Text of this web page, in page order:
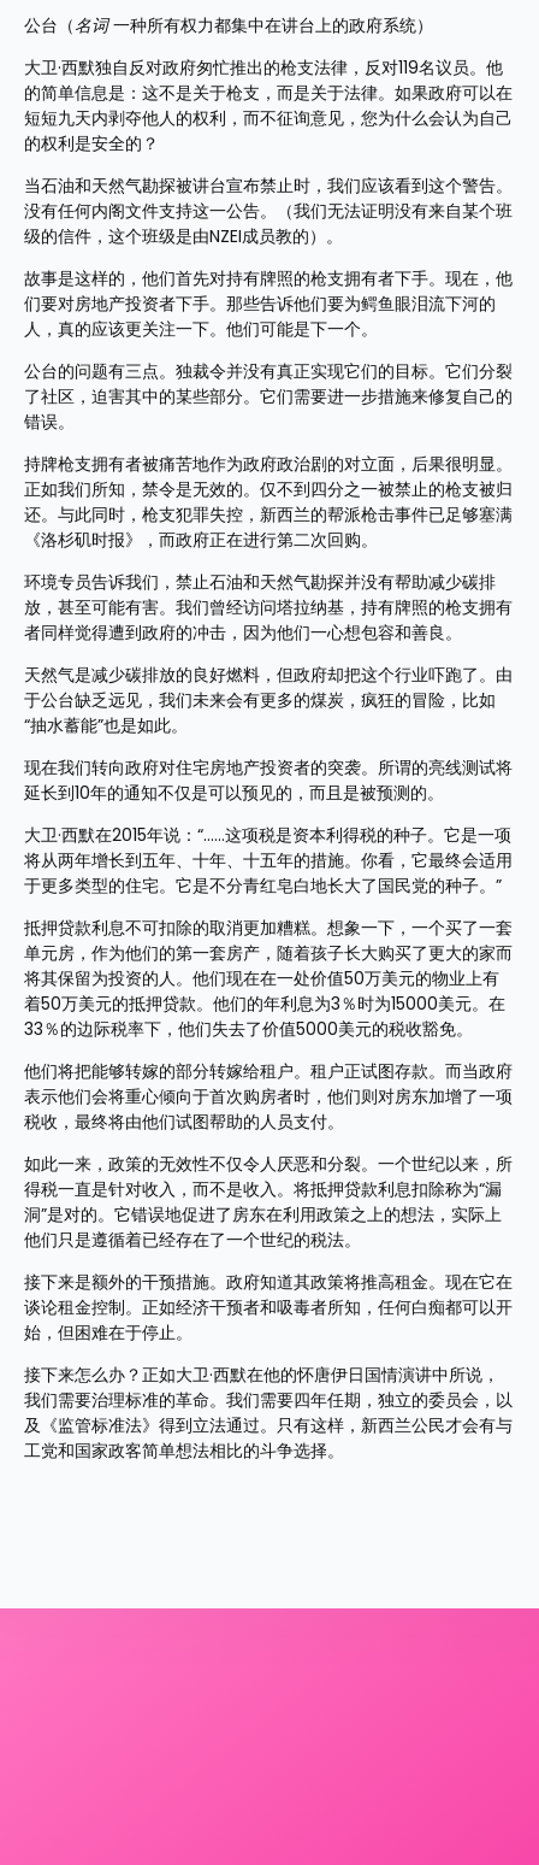
公台（名词 一种所有权力都集中在讲台上的政府系统）
大卫·西默独自反对政府匆忙推出的枪支法律，反对119名议员。他
的简单信息是：这不是关于枪支，而是关于法律。如果政府可以在
短短九天内剥夺他人的权利，而不征询意见，您为什么会认为自己
的权利是安全的？
当石油和天然气勘探被讲台宣布禁止时，我们应该看到这个警告。
没有任何内阁文件支持这一公告。（我们无法证明没有来自某个班
级的信件，这个班级是由NZEI成员教的）。
故事是这样的，他们首先对持有牌照的枪支拥有者下手。现在，他
们要对房地产投资者下手。那些告诉他们要为鳄鱼眼泪流下河的
人，真的应该更关注一下。他们可能是下一个。
公台的问题有三点。独裁令并没有真正实现它们的目标。它们分裂
了社区，迫害其中的某些部分。它们需要进一步措施来修复自己的
错误。
持牌枪支拥有者被痛苦地作为政府政治剧的对立面，后果很明显。
正如我们所知，禁令是无效的。仅不到四分之一被禁止的枪支被归
还。与此同时，枪支犯罪失控，新西兰的帮派枪击事件已足够塞满
《洛杉矶时报》，而政府正在进行第二次回购。
环境专员告诉我们，禁止石油和天然气勘探并没有帮助减少碳排
放，甚至可能有害。我们曾经访问塔拉纳基，持有牌照的枪支拥有
者同样觉得遭到政府的冲击，因为他们一心想包容和善良。
天然气是减少碳排放的良好燃料，但政府却把这个行业吓跑了。由
于公台缺乏远见，我们未来会有更多的煤炭，疯狂的冒险，比如
“抽水蓄能”也是如此。
现在我们转向政府对住宅房地产投资者的突袭。所谓的亮线测试将
延长到10年的通知不仅是可以预见的，而且是被预测的。
大卫·西默在2015年说：“……这项税是资本利得税的种子。它是一项
将从两年增长到五年、十年、十五年的措施。你看，它最终会适用
于更多类型的住宅。它是不分青红皂白地长大了国民党的种子。”
抵押贷款利息不可扣除的取消更加糟糕。想象一下，一个买了一套
单元房，作为他们的第一套房产，随着孩子长大购买了更大的家而
将其保留为投资的人。他们现在在一处价值50万美元的物业上有
着50万美元的抵押贷款。他们的年利息为3％时为15000美元。在
33％的边际税率下，他们失去了价值5000美元的税收豁免。
他们将把能够转嫁的部分转嫁给租户。租户正试图存款。而当政府
表示他们会将重心倾向于首次购房者时，他们则对房东加增了一项
税收，最终将由他们试图帮助的人员支付。
如此一来，政策的无效性不仅令人厌恶和分裂。一个世纪以来，所
得税一直是针对收入，而不是收入。将抵押贷款利息扣除称为“漏
洞”是对的。它错误地促进了房东在利用政策之上的想法，实际上
他们只是遵循着已经存在了一个世纪的税法。
接下来是额外的干预措施。政府知道其政策将推高租金。现在它在
谈论租金控制。正如经济干预者和吸毒者所知，任何白痴都可以开
始，但困难在于停止。
接下来怎么办？正如大卫·西默在他的怀唐伊日国情演讲中所说，
我们需要治理标准的革命。我们需要四年任期，独立的委员会，以
及《监管标准法》得到立法通过。只有这样，新西兰公民才会有与
工党和国家政客简单想法相比的斗争选择。